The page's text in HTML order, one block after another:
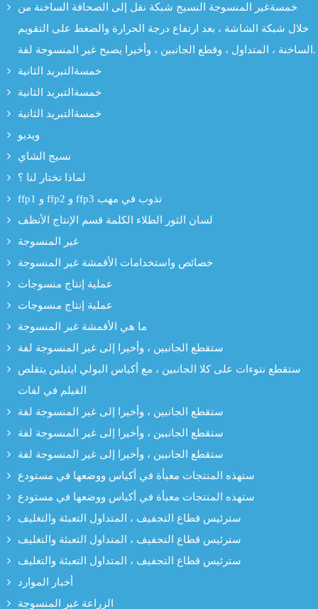
خمسةغير المنسوجة النسيج شبكة نقل إلى الصحافة الساخنة من
خلال شبكة الشاشة ، بعد ارتفاع درجة الحرارة والضغط على التقويم
الساخنة ، المتداول ، وقطع الجانبين ، وأخيرا يصبح غير المنسوجة لفة.
خمسةالتبريد الثانية
خمسةالتبريد الثانية
خمسةالتبريد الثانية
ويديو
نسيج الشاي
لماذا تختار لنا ؟
ffp1 و ffp2 و ffp3 تذوب في مهب
لسان الثور الطلاء الكلمة قسم الإنتاج الأنظف
غير المنسوجة
خصائص واستخدامات الأقمشة غير المنسوجة
عملية إنتاج منسوجات
عملية إنتاج منسوجات
ما هي الأقمشة غير المنسوجة
ستقطع الجانبين ، وأخيرا إلى غير المنسوجة لفة
ستقطع نتوءات على كلا الجانبين ، مع أكياس البولي ايثيلين يتقلص
الفيلم في لفات
ستقطع الجانبين ، وأخيرا إلى غير المنسوجة لفة
ستقطع الجانبين ، وأخيرا إلى غير المنسوجة لفة
ستقطع الجانبين ، وأخيرا إلى غير المنسوجة لفة
ستهذه المنتجات معبأة في أكياس ووضعها في مستودع
ستهذه المنتجات معبأة في أكياس ووضعها في مستودع
سترئيس قطاع التجفيف ، المتداول التعبئة والتغليف
سترئيس قطاع التجفيف ، المتداول التعبئة والتغليف
سترئيس قطاع التجفيف ، المتداول التعبئة والتغليف
أخبار الموارد
الزراعة غير المنسوجة